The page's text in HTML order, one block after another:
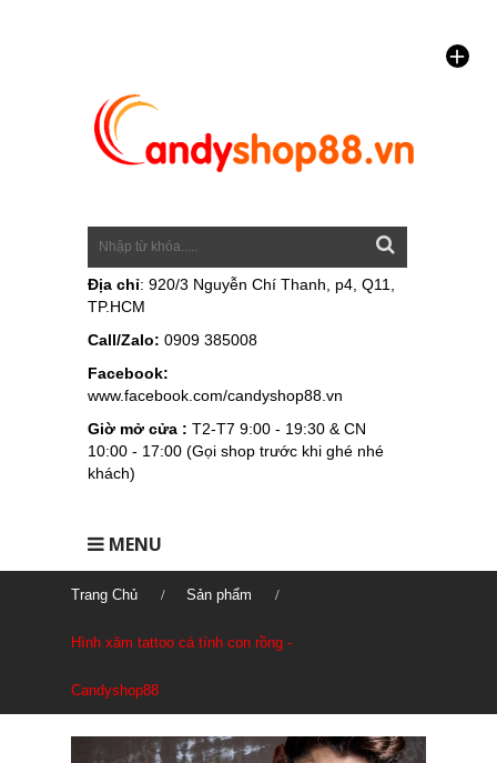
Địa chỉ: 920/3 Nguyễn Chí Thanh, p4, Q11,
TP.HCM
Call/Zalo: 0909 385008
Facebook:
www.facebook.com/candyshop88.vn
Giờ mở cửa : T2-T7 9:00 - 19:30 & CN
10:00 - 17:00 (Gọi shop trước khi ghé nhé
khách)
MENU
Trang Chủ Sản phẩm
Hình xăm tattoo cá tính con rồng -
Candyshop88